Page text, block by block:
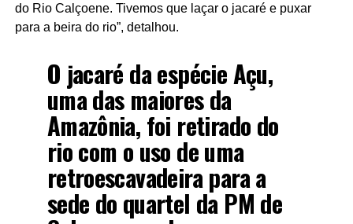
do Rio Calçoene. Tivemos que laçar o jacaré e puxar
para a beira do rio”, detalhou.
O jacaré da espécie Açu,
uma das maiores da
Amazônia, foi retirado do
rio com o uso de uma
retroescavadeira para a
sede do quartel da PM de